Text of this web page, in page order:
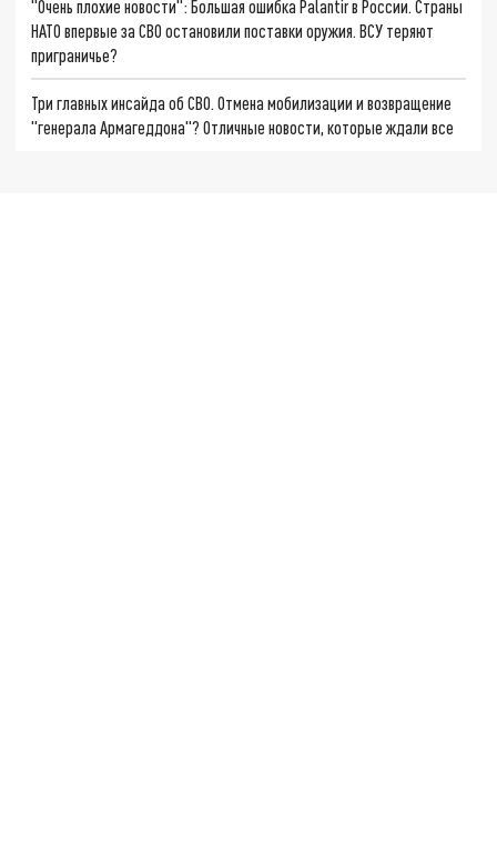
"Очень плохие новости": Большая ошибка Palantir в России. Страны
НАТО впервые за СВО остановили поставки оружия. ВСУ теряют
приграничье?
Три главных инсайда об СВО. Отмена мобилизации и возвращение
"генерала Армагеддона"? Отличные новости, которые ждали все